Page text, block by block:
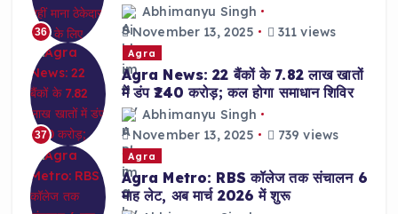
36
Abhimanyu Singh
November 13, 2025
311 views
37
Agra
Agra News: 22 बैंकों के 7.82 लाख खातों
में डंप ₹240 करोड़; कल होगा समाधान शिविर
Abhimanyu Singh
November 13, 2025
739 views
Agra
Agra Metro: RBS कॉलेज तक संचालन 6
माह लेट, अब मार्च 2026 में शुरू